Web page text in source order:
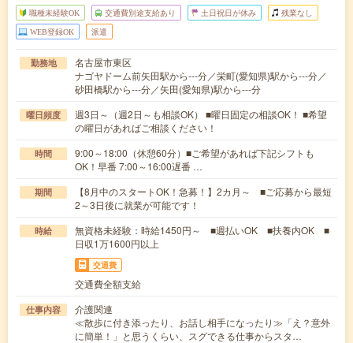
職種未経験OK 交通費別途支給あり 土日祝日が休み 残業なし
WEB登録OK 派遣
勤務地
名古屋市東区
ナゴヤドーム前矢田駅から---分／栄町(愛知県)駅から---分／
砂田橋駅から---分／矢田(愛知県)駅から---分
曜日頻度
週3日～（週2日～も相談OK） ■曜日固定の相談OK！ ■希望
の曜日があればご相談ください！
時間
9:00～18:00（休憩60分）■ご希望があれば下記シフトも
OK！早番 7:00～16:00遅番 …
期間
【8月中のスタートOK！急募！】2カ月～ ■ご応募から最短
2～3日後に就業が可能です！
時給
無資格未経験：時給1450円～ ■週払いOK ■扶養内OK ■
日収1万1600円以上
交通費
交通費全額支給
仕事内容
介護関連
≪散歩に付き添ったり、お話し相手になったり≫「え？意外
に簡単！」と思うくらい、スグできる仕事からスタ…